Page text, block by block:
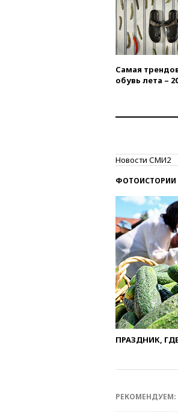
Самая
обувь лета –
Новости СМИ2
ФОТОИСТОРИИ
ПРАЗДНИК,
РЕКОМЕНДУЕМ: